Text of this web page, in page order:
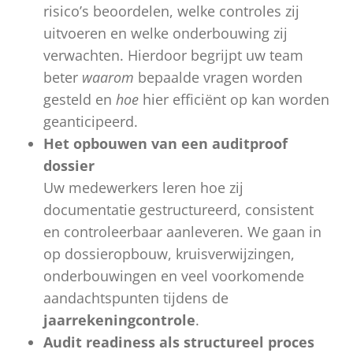
risico’s beoordelen, welke controles zij
uitvoeren en welke onderbouwing zij
verwachten. Hierdoor begrijpt uw team
beter waarom bepaalde vragen worden
gesteld en hoe hier efficiënt op kan worden
geanticipeerd.
Het opbouwen van een auditproof
dossier
Uw medewerkers leren hoe zij
documentatie gestructureerd, consistent
en controleerbaar aanleveren. We gaan in
op dossieropbouw, kruisverwijzingen,
onderbouwingen en veel voorkomende
aandachtspunten tijdens de
jaarrekeningcontrole.
Audit readiness als structureel proces